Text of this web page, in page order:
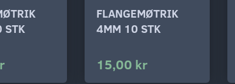
STK
FLANGEMØTRIK
4MM 10 STK
15,00 kr